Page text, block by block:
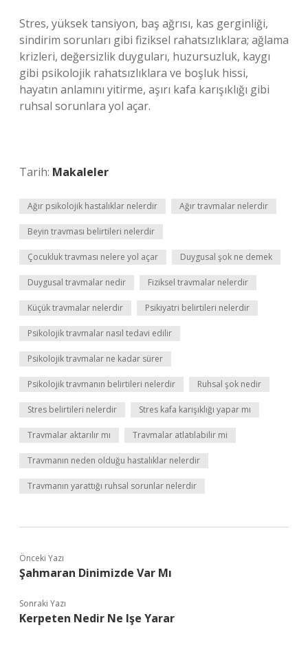
Stres, yüksek tansiyon, baş ağrısı, kas gerginliği,
sindirim sorunları gibi fiziksel rahatsızlıklara; ağlama
krizleri, değersizlik duyguları, huzursuzluk, kaygı
gibi psikolojik rahatsızlıklara ve boşluk hissi,
hayatın anlamını yitirme, aşırı kafa karışıklığı gibi
ruhsal sorunlara yol açar.
Tarih: Makaleler
Ağır psikolojik hastalıklar nelerdir Ağır travmalar nelerdir
Beyin travması belirtileri nelerdir
Çocukluk travması nelere yol açar Duygusal şok ne demek
Duygusal travmalar nedir Fiziksel travmalar nelerdir
Küçük travmalar nelerdir Psikiyatri belirtileri nelerdir
Psikolojik travmalar nasıl tedavi edilir
Psikolojik travmalar ne kadar sürer
Psikolojik travmanın belirtileri nelerdir Ruhsal şok nedir
Stres belirtileri nelerdir Stres kafa karışıklığı yapar mı
Travmalar aktarılır mı Travmalar atlatılabilir mi
Travmanın neden olduğu hastalıklar nelerdir
Travmanın yarattığı ruhsal sorunlar nelerdir
Önceki Yazı
Şahmaran Dinimizde Var Mı
Sonraki Yazı
Kerpeten Nedir Ne Işe Yarar